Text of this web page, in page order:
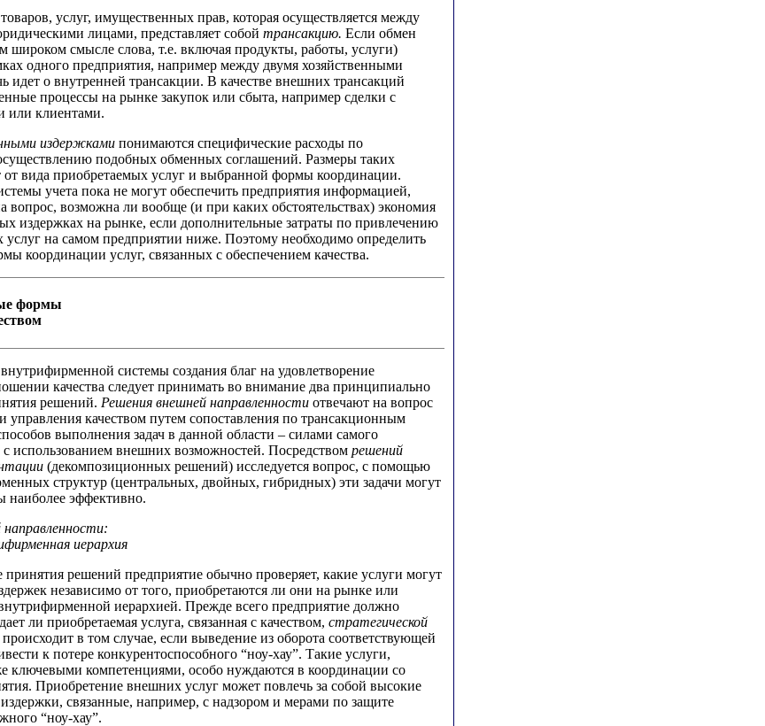
услуг, имущественных прав, которая осуществляется между
лицами, представляет собой трансакцию. Если обмен
широком смысле слова, т.е. включая продукты, работы, услуги)
одного предприятия, например между двумя хозяйственными
идет о внутренней трансакции. В качестве внешних трансакций
процессы на рынке закупок или сбыта, например сделки с
или клиентами.
издержками понимаются специфические расходы по
подобных обменных соглашений. Размеры таких
от вида приобретаемых услуг и выбранной формы координации.
учета пока не могут обеспечить предприятия информацией,
вопрос, возможна ли вообще (и при каких обстоятельствах) экономия
издержках на рынке, если дополнительные затраты по привлечению
услуг на самом предприятии ниже. Поэтому необходимо определить
координации услуг, связанных с обеспечением качества.
формы
системы создания благ на удовлетворение
качества следует принимать во внимание два принципиально
решений. Решения внешней направленности отвечают на вопрос
управления качеством путем сопоставления по трансакционным
выполнения задач в данной области – силами самого
использованием внешних возможностей. Посредством решений
(декомпозиционных решений) исследуется вопрос, с помощью
структур (центральных, двойных, гибридных) эти задачи могут
наиболее эффективно.
иерархия
решений предприятие обычно проверяет, какие услуги могут
независимо от того, приобретаются ли они на рынке или
иерархией. Прежде всего предприятие должно
ли приобретаемая услуга, связанная с качеством, стратегической
в том случае, если выведение из оборота соответствующей
к потере конкурентоспособного “ноу-хау”. Такие услуги,
ключевыми компетенциями, особо нуждаются в координации со
Приобретение внешних услуг может повлечь за собой высокие
связанные, например, с надзором и мерами по защите
“ноу-хау”.